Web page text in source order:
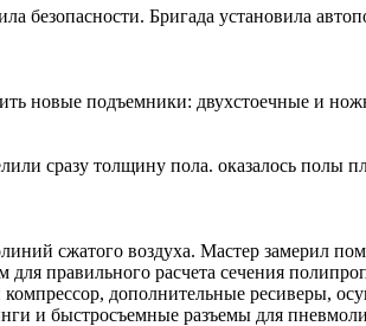
Бригада установила
новые подъемники: двухстоечные и
сразу толщину пола. оказалось полы
сжатого воздуха. Мастер замерил
правильного расчета сечения
дополнительные ресиверы,
и быстросъемные разъемы для